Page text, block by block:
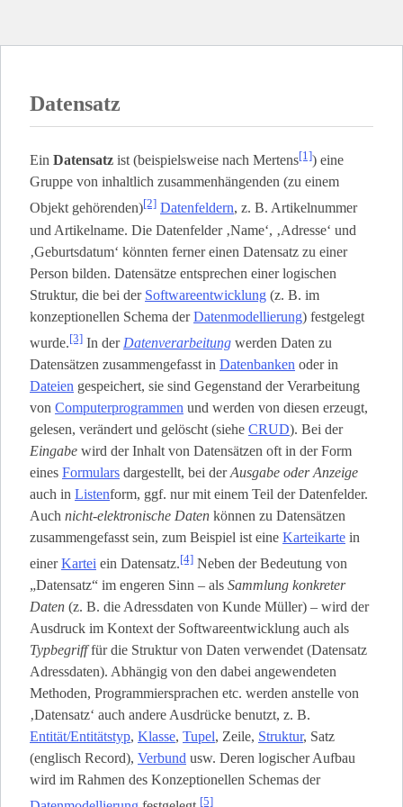
Datensatz
Ein Datensatz ist (beispielsweise nach Mertens[1]) eine
Gruppe von inhaltlich zusammenhängenden (zu einem
Objekt gehörenden)[2] Datenfeldern, z. B. Artikelnummer
und Artikelname. Die Datenfelder ‚Name‘, ‚Adresse‘ und
‚Geburtsdatum‘ könnten ferner einen Datensatz zu einer
Person bilden. Datensätze entsprechen einer logischen
Struktur, die bei der Softwareentwicklung (z. B. im
konzeptionellen Schema derDatenmodellierung) festgelegt
wurde.[3] In der Datenverarbeitung werden Daten zu
Datensätzen zusammengefasst in Datenbanken oder in
Dateien gespeichert, sie sind Gegenstand der Verarbeitung
von Computerprogrammen und werden von diesen erzeugt,
gelesen, verändert und gelöscht (siehe CRUD). Bei der
Eingabe wird der Inhalt von Datensätzen oft in der Form
eines Formulars dargestellt, bei derAusgabe oder Anzeige
auch in Listen­form, ggf. nur mit einem Teil der Datenfelder.
Auch nicht-elektronische Daten können zu Datensätzen
zusammengefasst sein, zum Beispiel ist eine Karteikarte in
einerKartei ein Datensatz.[4] Neben der Bedeutung von
„Datensatz“ im engeren Sinn – als Sammlung konkreter
Daten (z. B. die Adressdaten von Kunde Müller) – wird der
Ausdruck im Kontext der Softwareentwicklung auch als
Typbegrifffür die Struktur von Daten verwendet (Datensatz
Adressdaten). Abhängig von den dabei angewendeten
Methoden, Programmiersprachen etc. werden anstelle von
‚Datensatz‘ auch andere Ausdrücke benutzt, z. B.
Entität/Entitätstyp, Klasse, Tupel, Zeile, Struktur, Satz
(englisch Record), Verbund usw. Deren logischer Aufbau
wird im Rahmen des Konzeptionellen Schemas der
[5]